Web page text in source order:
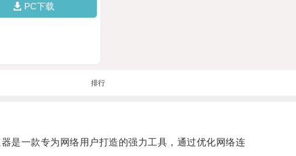
PC下载
排行
一款专为网络用户打造的强力工具，通过优化网络连